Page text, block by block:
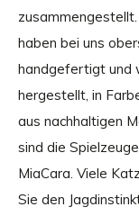
haben bei uns
handgefertigt und
hergestellt, in
aus nachhaltigen
sind die
MiaCara. Viele
Sie den